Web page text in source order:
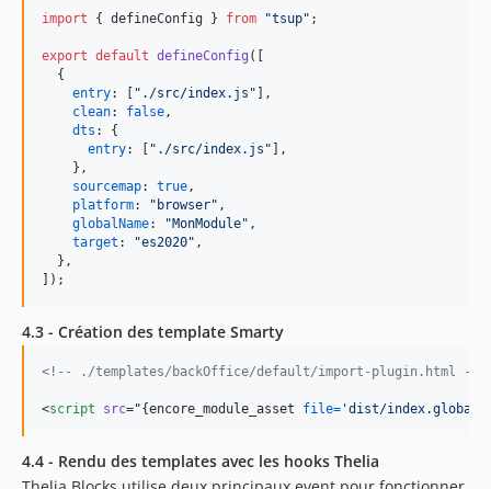
import { defineConfig } from "tsup" ;
export default defineConfig (
{
entry: "./src/index.js"
,
clean: false,
dts : {
entry: "./src/index.js"
,
} ,
sourcemap: true,
platform: "browser" ,
globalName: "MonModule" ,
target : "es2020" ,
} ,
) ;
4.3 - Création des template Smarty
<!-- ./templates/backOffice/default/import-plugin.html -->
<script src="{encore_module_asset file= 'dist/
4.4 - Rendu des templates avec les hooks Thelia